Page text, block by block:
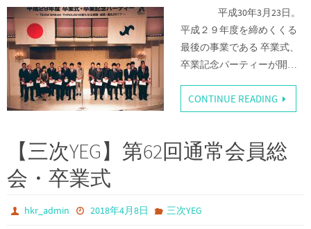
平成30年3月23日。
平成２９年度を締めくくる
最後の事業である 卒業式、
卒業記念パーティーが開…
CONTINUE READING
【三次YEG】第62回通常会員総
会・卒業式
hkr_admin 2018年4月8日 三次YEG